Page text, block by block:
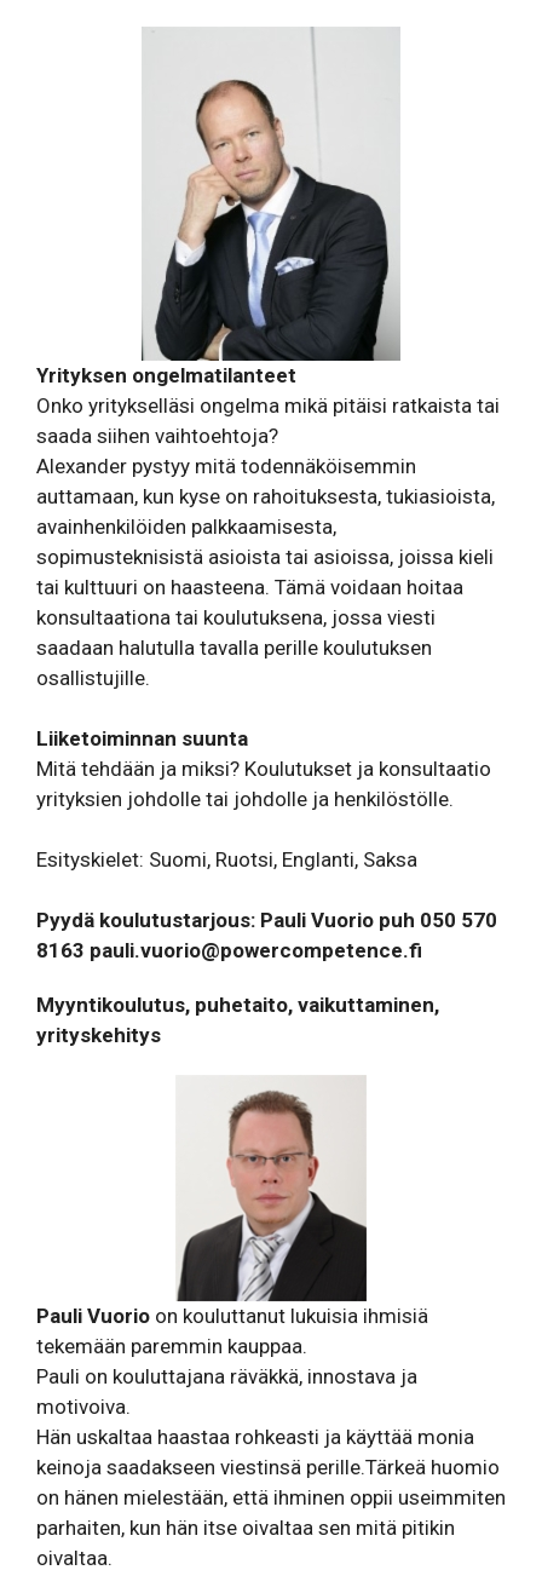
Yrityksen ongelmatilanteet
Onko yritykselläsi ongelma mikä pitäisi ratkaista tai
saada siihen vaihtoehtoja?
Alexander pystyy mitä todennäköisemmin
auttamaan, kun kyse on rahoituksesta, tukiasioista,
avainhenkilöiden palkkaamisesta,
sopimusteknisistä asioista tai asioissa, joissa kieli
tai kulttuuri on haasteena. Tämä voidaan hoitaa
konsultaationa tai koulutuksena, jossa viesti
saadaan halutulla tavalla perille koulutuksen
osallistujille.
Liiketoiminnan suunta
Mitä tehdään ja miksi? Koulutukset ja konsultaatio
yrityksien johdolle tai johdolle ja henkilöstölle.
Esityskielet: Suomi, Ruotsi, Englanti, Saksa
Pyydä koulutustarjous: Pauli Vuorio puh 050 570
8163 pauli.vuorio@powercompetence.fi
Myyntikoulutus, puhetaito, vaikuttaminen,
yrityskehitys
Pauli Vuorio on kouluttanut lukuisia ihmisiä
tekemään paremmin kauppaa.
Pauli on kouluttajana räväkkä, innostava ja
motivoiva.
Hän uskaltaa haastaa rohkeasti ja käyttää monia
keinoja saadakseen viestinsä perille.Tärkeä huomio
on hänen mielestään, että ihminen oppii useimmiten
parhaiten, kun hän itse oivaltaa sen mitä pitikin
oivaltaa.